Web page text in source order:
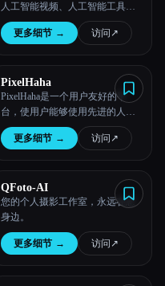
人工智能视频、人工智能工具、
动漫艺术
更多细节 → 访问 ↗︎
PixelHaha
PixelHaha是一个用户友好的平
台，使用户能够使用先进的人工
智能技术生成独特的图像并提高
照片和视频的质量。
更多细节 → 访问 ↗︎
QFoto-AI
您的个人摄影工作室，永远在您
身边。
更多细节 → 访问 ↗︎